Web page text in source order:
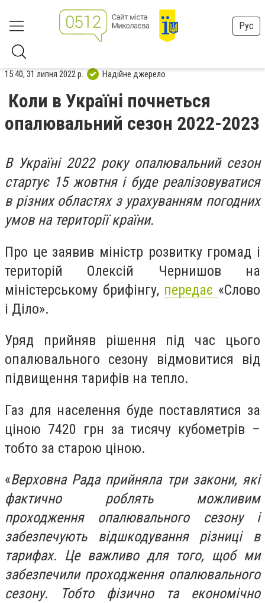
Рус
15:40, 31 липня 2022 р. Надійне джерело
Коли в Україні почнеться
опалювальний сезон 2022-2023
В Україні 2022 року опалювальний сезон
стартує 15 жовтня і буде реалізовуватися
в різних областях з урахуванням погодних
умов на території країни.
Про це заявив міністр розвитку громад і
територій Олексій Чернишов на
міністерському брифінгу, передає «Слово
і Діло».
Уряд прийняв рішення під час цього
опалювального сезону відмовитися від
підвищення тарифів на тепло.
Газ для населення буде поставлятися за
ціною 7420 грн за тисячу кубометрів –
тобто за старою ціною.
«Верховна Рада прийняла три закони, які
фактично роблять можливим
проходження опалювального сезону і
забезпечують відшкодування різниці в
тарифах. Це важливо для того, щоб ми
забезпечили проходження опалювального
сезону. Тобто фізично та економічно